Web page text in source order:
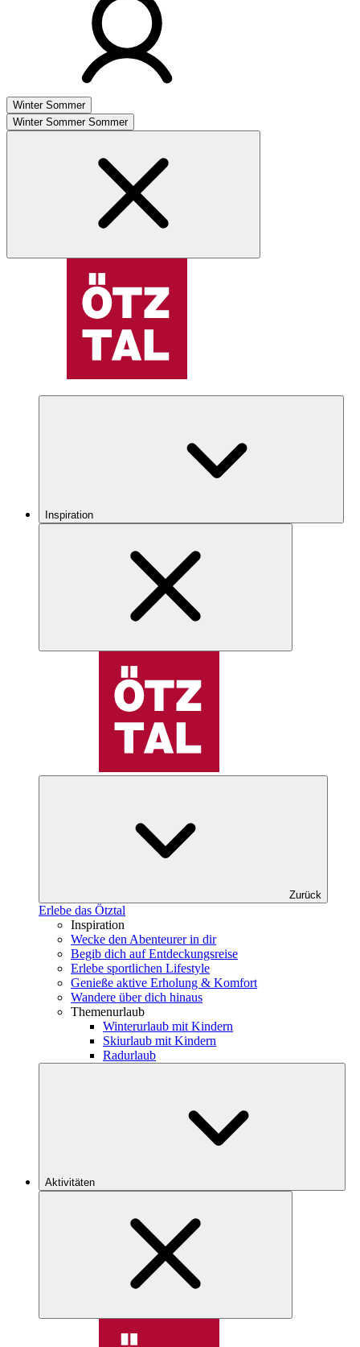
Winter Sommer
Winter Sommer Sommer
Inspiration
Zurück
Erlebe das Ötztal
Inspiration
Wecke den Abenteurer in dir
Begib dich auf Entdeckungsreise
Erlebe sportlichen Lifestyle
Genieße aktive Erholung & Komfort
Wandere über dich hinaus
Themenurlaub
Winterurlaub mit Kindern
Skiurlaub mit Kindern
Radurlaub
Aktivitäten